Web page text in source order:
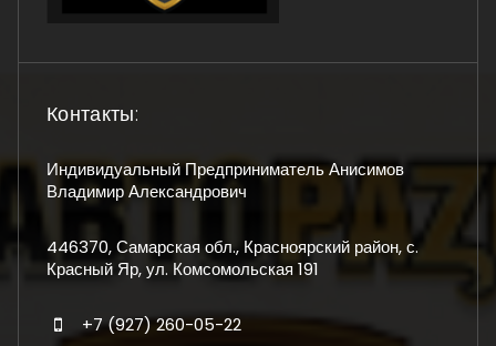
Контакты:
Индивидуальный Предприниматель Анисимов
Владимир Александрович
446370, Самарская обл., Красноярский район, с.
Красный Яр, ул. Комсомольская 191
+7 (927) 260-05-22